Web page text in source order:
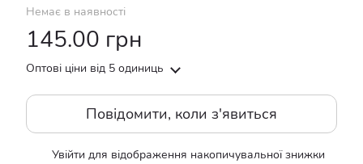
Немає в наявності
145.00 грн
Оптові ціни від 5 одиниць
Повідомити, коли з'явиться
Увійти для відображення накопичувальної знижки